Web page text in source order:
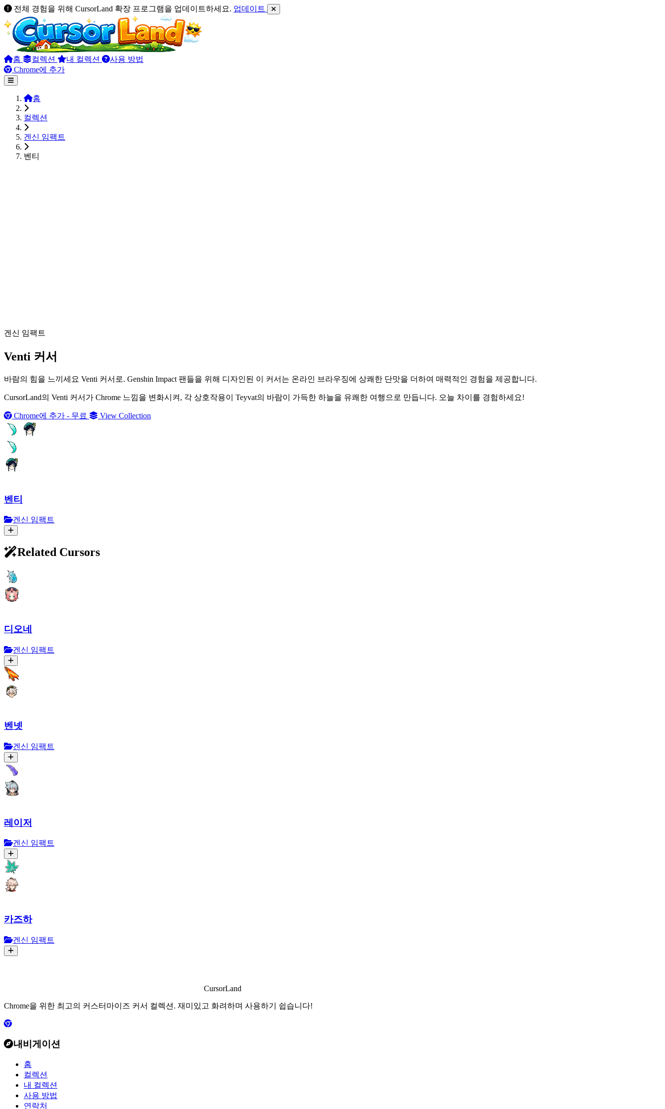
전체 경험을 위해 CursorLand 확장 프로그램을 업데이트하세요. 업데이트
홈 컬렉션 내 컬렉션
사용 방법
Chrome에 추가
홈
컬렉션
겐신 임팩트
벤티
겐신 임팩트
Venti 커서
바람의 힘을 느끼세요 Venti 커서로. Genshin Impact 팬들을 위해 디자인된 이 커서는 온라인 브라우징에 상쾌한 단맛을 더하여 매력적인 경험을 제공합니다.
CursorLand의 Venti 커서가 Chrome 느낌을 변화시켜, 각 상호작용이 Teyvat의 바람이 가득한 하늘을 유쾌한 여행으로 만듭니다. 오늘 차이를 경험하세요!
Chrome에 추가 - 무료 View Collection
벤티
겐신 임팩트
Related Cursors
디오네
겐신 임팩트
벤넷
겐신 임팩트
레이저
겐신 임팩트
카즈하
겐신 임팩트
CursorLand
Chrome을 위한 최고의 커스터마이즈 커서 컬렉션. 재미있고 화려하며 사용하기 쉽습니다!
내비게이션
홈
컬렉션
내 컬렉션
사용 방법
연락처